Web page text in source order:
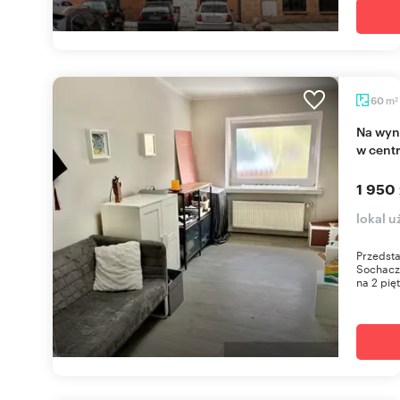
60 m2
Na wynajem przestronny lokal 60 m² z 4 pokojami
w
1 950
lokal
na 2